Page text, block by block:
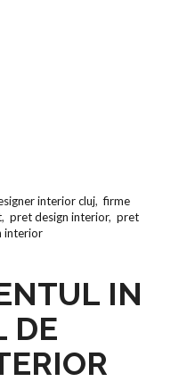
interior cluj, firme
, pret design interior, pret
interior
IN
DE